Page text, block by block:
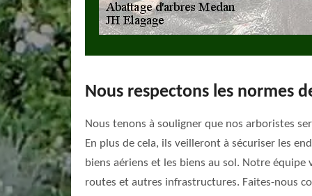
Nous respectons les normes
Nous tenons à souligner que nos arboristes
En plus de cela, ils veilleront à sécuriser les
biens aériens et les biens au sol. Notre équipe
routes et autres infrastructures. Faites-nous